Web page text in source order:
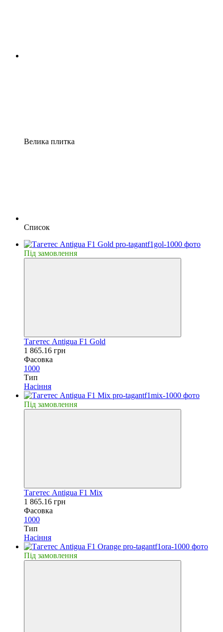
Велика плитка
Список
Пiд замовлення
Тагетес Antigua F1 Gold
1 865.16 грн
Фасовка
1000
Тип
Насiння
Пiд замовлення
Тагетес Antigua F1 Mix
1 865.16 грн
Фасовка
1000
Тип
Насiння
Пiд замовлення